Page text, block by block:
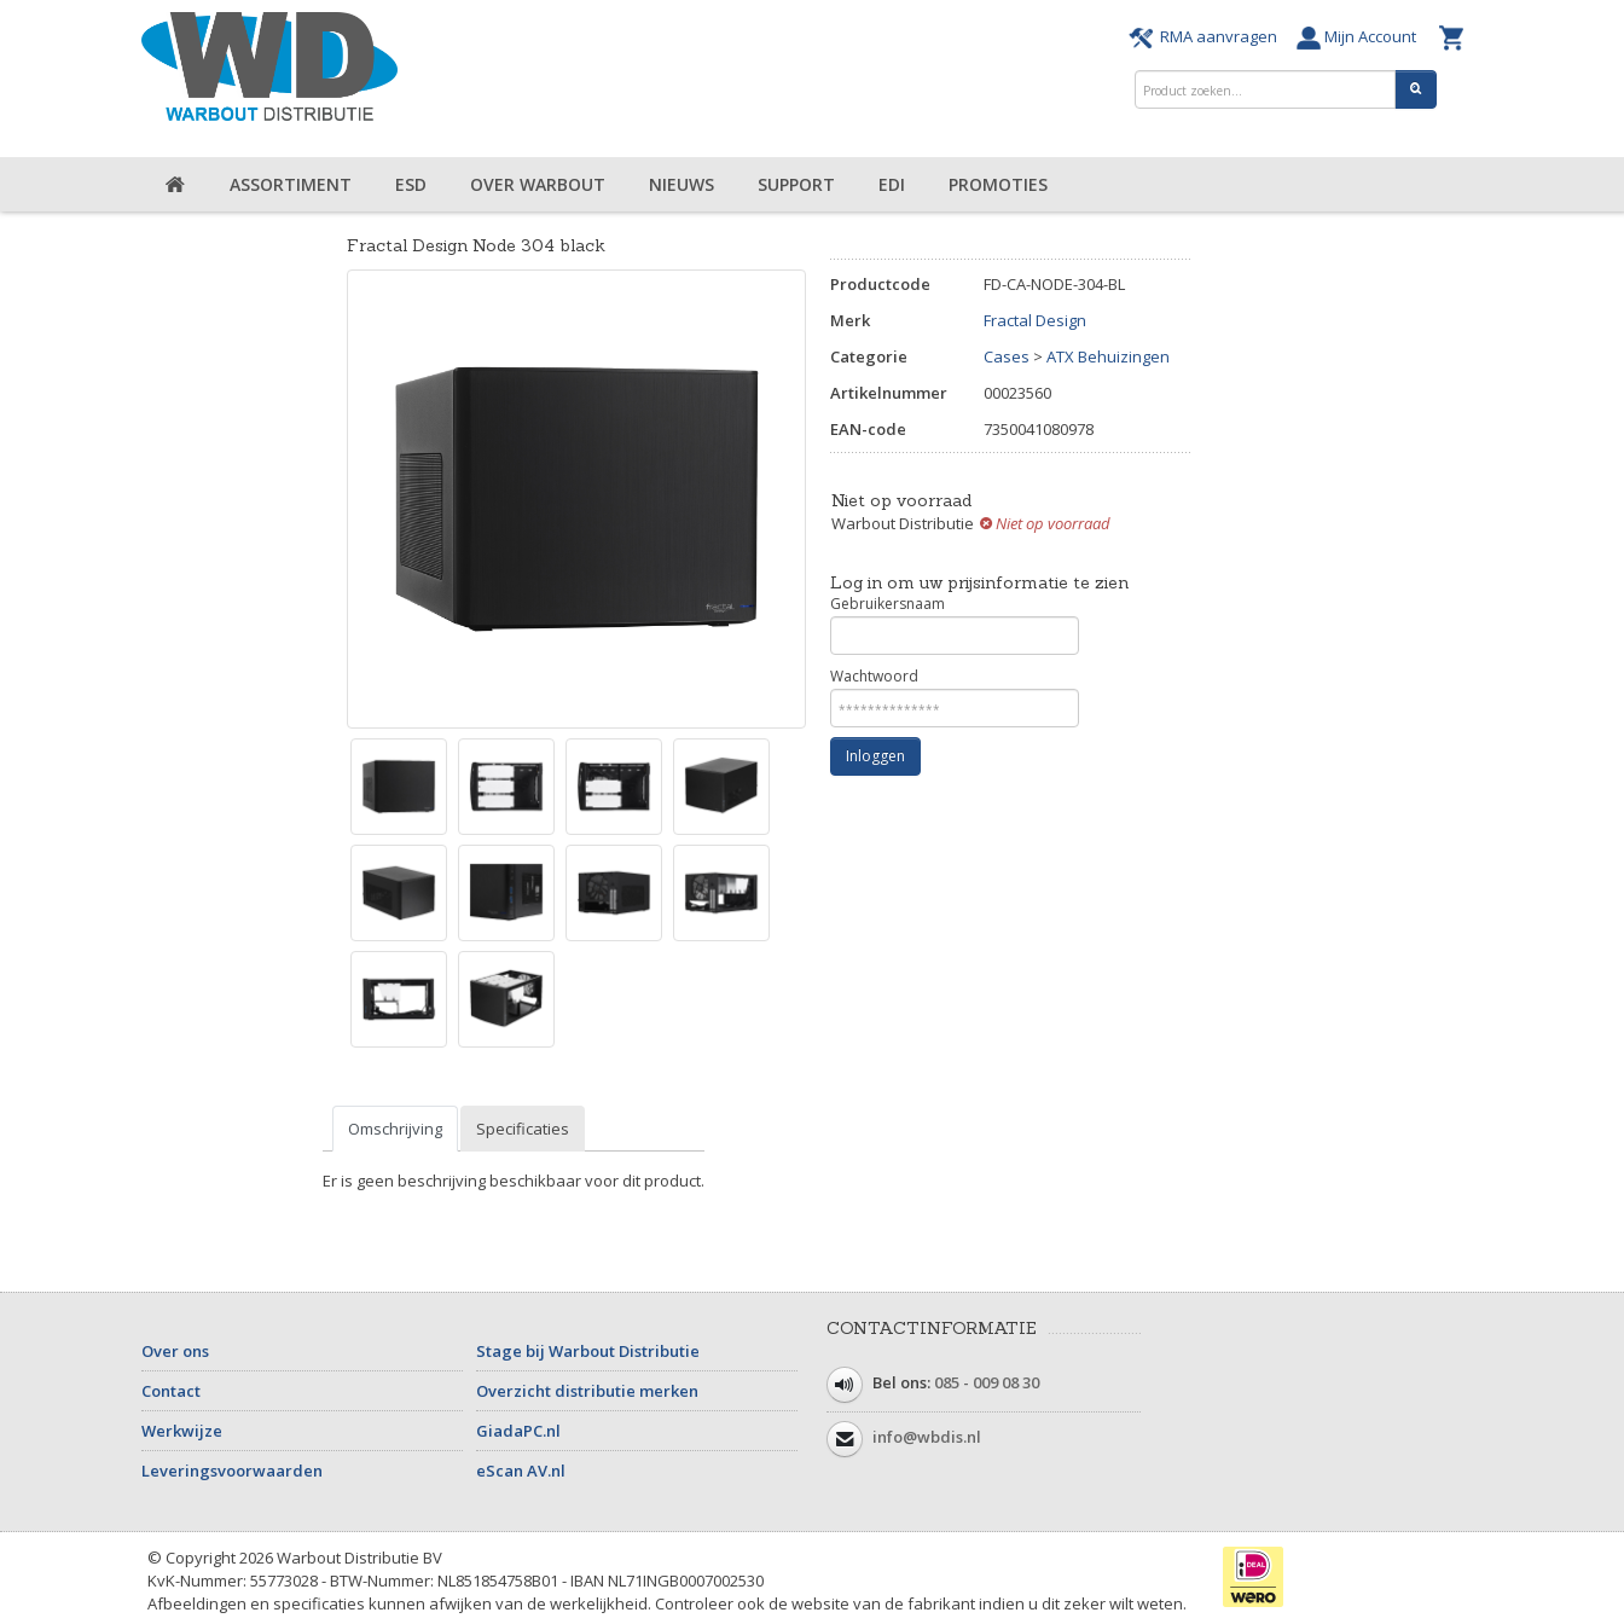
RMA aanvragen Mijn Account
ASSORTIMENT ESD OVER WARBOUT NIEUWS SUPPORT EDI PROMOTIES
Fractal Design Node 304 black
Productcode
FD-CA-NODE-304-BL
Merk
Fractal Design
Categorie
Cases > ATX Behuizingen
Artikelnummer
00023560
EAN-code
7350041080978
Niet op voorraad
Warbout Distributie
Niet op voorraad
Log in om uw prijsinformatie te zien
Gebruikersnaam
Wachtwoord
Inloggen
Omschrijving Specificaties
Er is geen beschrijving beschikbaar voor dit product.
Over ons
Contact
Werkwijze
Leveringsvoorwaarden
Stage bij Warbout Distributie
Overzicht distributie merken
GiadaPC.nl
eScan AV.nl
CONTACTINFORMATIE
Bel ons: 085 - 009 08 30
info@wbdis.nl
© Copyright 2026 Warbout Distributie BV
KvK-Nummer: 55773028 - BTW-Nummer: NL851854758B01 - IBAN NL71INGB0007002530
Afbeeldingen en specificaties kunnen afwijken van de werkelijkheid. Controleer ook de website van de fabrikant indien u dit zeker wilt weten.